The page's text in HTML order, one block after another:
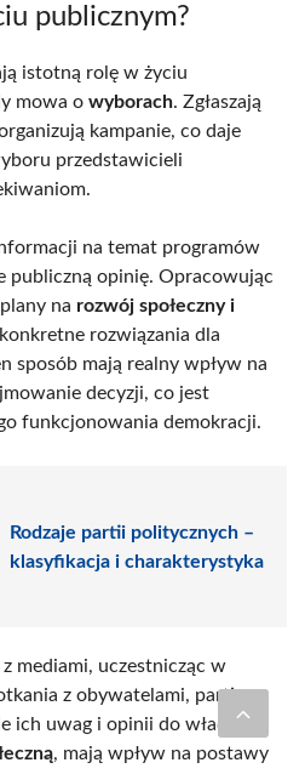
publicznym?
istotną rolę w życiu
mowa o wyborach. Zgłaszają
kampanie, co daje
przedstawicieli
na temat programów
publiczną opinię. Opracowując
na rozwój społeczny i
rozwiązania dla
sposób mają realny wpływ na
decyzji, co jest
funkcjonowania demokracji.
Rodzaje partii politycznych –
klasyfikacja i charakterystyka
mediami, uczestnicząc w
z obywatelami, partie
ich uwag i opinii do władzy.
, mają wpływ na postawy